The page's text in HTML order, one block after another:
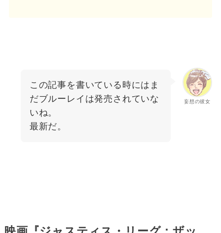
妄想の彼女
この記事を書いている時にはま
だブルーレイは発売されていな
いね。
最新だ。